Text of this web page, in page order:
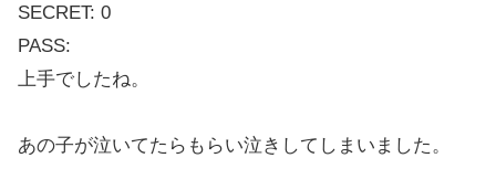
SECRET: 0
PASS:
上手でしたね。
あの子が泣いてたらもらい泣きしてしまいました。